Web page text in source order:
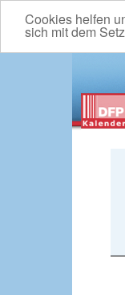
Cookies helfen
sich mit dem